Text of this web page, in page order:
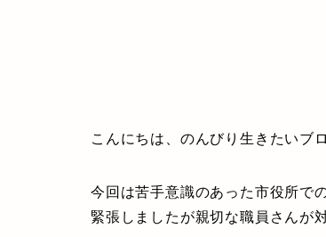
こんにちは、のんびり生きたいブ
今回は苦手意識のあった市役所で
緊張しましたが親切な職員さんが